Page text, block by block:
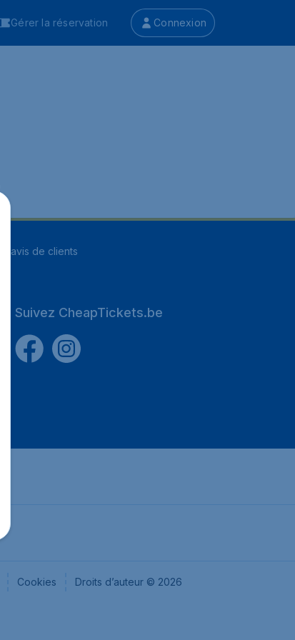
Gérer la réservation Connexion
avis de clients
Suivez CheapTickets.be
Cookies Droits d’auteur © 2026